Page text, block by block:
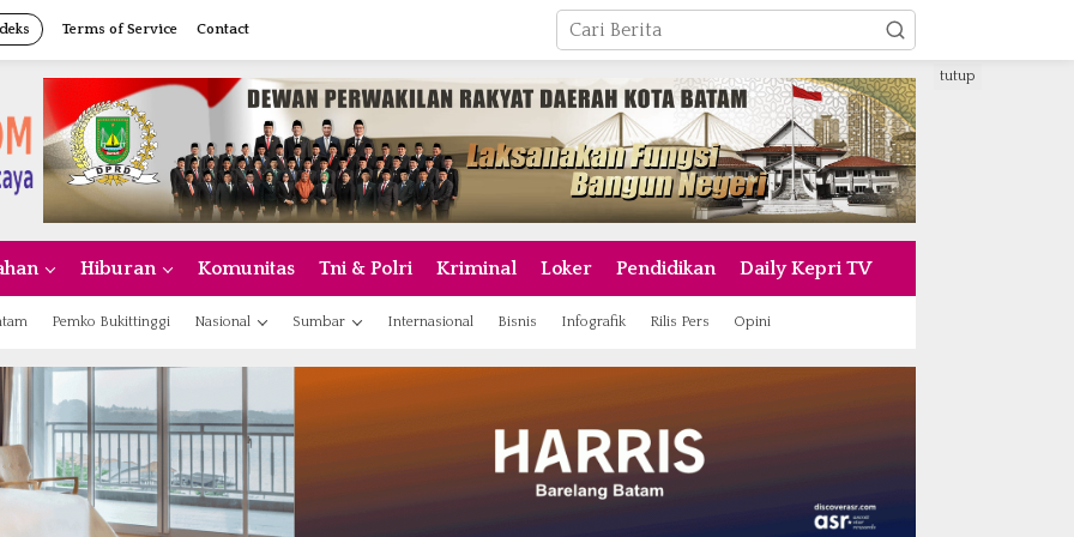
Terms of Service Contact
Hiburan Komunitas Tni & Polri Kriminal Loker Pendidikan Daily Kepri TV
Pemko Bukittinggi Nasional Sumbar Internasional Bisnis Infografik Rilis Pers Opini
tutup